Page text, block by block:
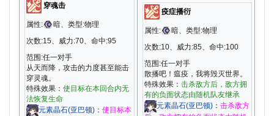
穿魂击
属性:
暗、类型:物理
次数:15、威力:70、命中:95
范围:任一对手
从天而降，攻击的力度甚至能击
穿灵魂。
特殊效果： 使目标在本回合内无
法恢复生命
元素晶石(亚巴顿)： 使目标本
疫症播衍
属性:
暗、类型:物理
次数:10、威力:85、命中:100
范围:任一对手
散播吧！瘟疫，我将毁灭世界。
特殊效果： 击杀敌方后，敌方拥
有的负面状态由随机队友继承
元素晶石(亚巴顿)： 击杀敌方